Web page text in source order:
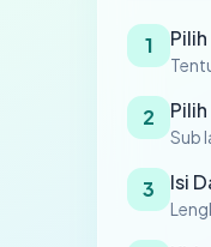
1
2
Sub
3 Isi